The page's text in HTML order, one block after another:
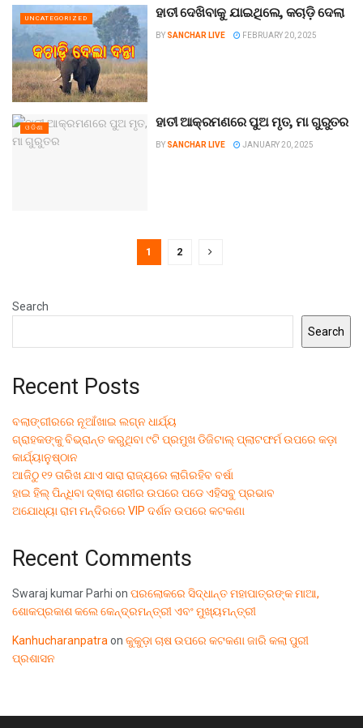
UNCATEGORIZED ହାତୀ ଦେଖିବାକୁ ଯାଇଥିଲେ, କଚାଡ଼ି ଦେଲା
BY SANCHAR LIVE FEBRUARY 20, 2025
ଓଡିଶା ହାତୀ ଆକ୍ରମଣରେ ପୁଅ ମୃତ, ମା ଗୁରୁତର
BY SANCHAR LIVE JANUARY 20, 2025
1 2
Search
Search
Recent Posts
ବଲାଙ୍ଗୀରରେ ନୂଆଁଖାଇ ଲଗ୍ନ ଧାର୍ଯ୍ୟ
ଗ୍ରାହକଙ୍କୁ ବିଭ୍ରାନ୍ତ କରୁଥିବା ୯ଟି ପ୍ରମୁଖ ଡିଜିଟାଲ୍ ପ୍ଲାଟଫର୍ମ ଉପରେ କଡ଼ା
କାର୍ଯ୍ୟାନୁଷ୍ଠାନ
ଆଜିଠୁ ୧୨ ତାରିଖ ଯାଏ ସାରା ରାଜ୍ୟରେ ଲାଗିରହିବ ବର୍ଷା
ହାଇ ହିଲ୍ ପିନ୍ଧିବା ଦ୍ଵାରା ଶରୀର ଉପରେ ପଡେ ଏହିସବୁ ପ୍ରଭାବ
ଅଯୋଧ୍ୟା ରାମ ମନ୍ଦିରରେ VIP ଦର୍ଶନ ଉପରେ କଟକଣା
Recent Comments
Swaraj kumar Parhi on ପରଲୋକରେ ସିଦ୍ଧାନ୍ତ ମହାପାତ୍ରଙ୍କ ମାଆ,
ଶୋକପ୍ରକାଶ କଲେ କେନ୍ଦ୍ରମନ୍ତ୍ରୀ ଏବଂ ମୁଖ୍ୟମନ୍ତ୍ରୀ
Kanhucharanpatra on କୁକୁଡ଼ା ଚାଷ ଉପରେ କଟକଣା ଜାରି କଲା ପୁରୀ
ପ୍ରଶାସନ